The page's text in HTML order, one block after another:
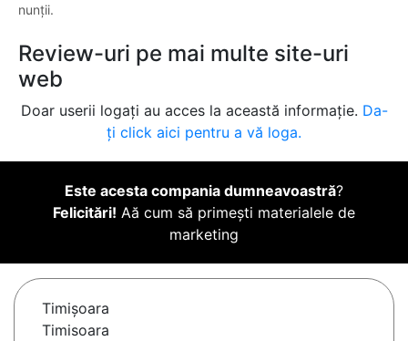
nunții.
Review-uri pe mai multe site-uri
web
Doar userii logați au acces la această informație. Da-
ți click aici pentru a vă loga.
Este acesta compania dumneavoastră?
Felicitări! Aă cum să primești materialele de
marketing
Timişoara
Timisoara